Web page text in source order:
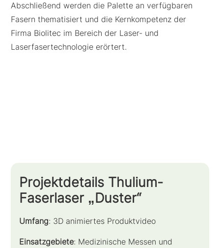
Abschließend werden die Palette an verfügbaren
Fasern thematisiert und die Kernkompetenz der
Firma Biolitec im Bereich der Laser- und
Laserfasertechnologie erörtert.
Projektdetails Thulium-
Faserlaser „Duster“
Umfang: 3D animiertes Produktvideo
Einsatzgebiete: Medizinische Messen und